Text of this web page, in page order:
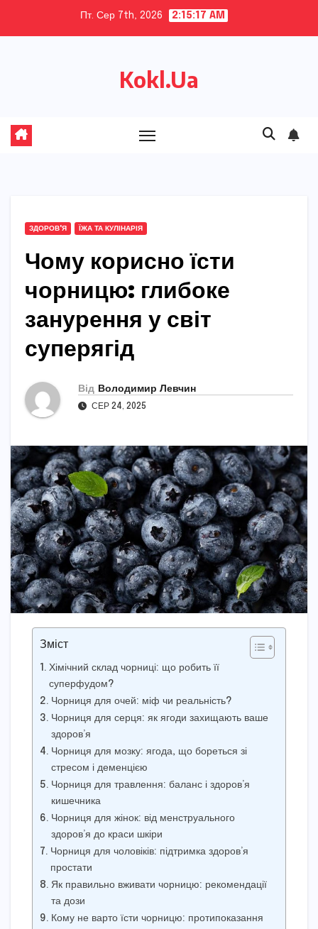
Пт. Сер 7th, 2026 2:15:18 AM
Kokl.Ua
ЗДОРОВ'Я ЇЖА ТА КУЛІНАРІЯ
Чому корисно їсти
чорницю: глибоке
занурення у світ
суперягід
Від Володимир Левчин
СЕР 24, 2025
Зміст
Хімічний склад чорниці: що робить її
суперфудом?
Чорниця для очей: міф чи реальність?
Чорниця для серця: як ягоди захищають ваше
здоров’я
Чорниця для мозку: ягода, що бореться зі
стресом і деменцією
Чорниця для травлення: баланс і здоров’я
кишечника
Чорниця для жінок: від менструального
здоров’я до краси шкіри
Чорниця для чоловіків: підтримка здоров’я
простати
Як правильно вживати чорницю: рекомендації
та дози
Кому не варто їсти чорницю: протипоказання